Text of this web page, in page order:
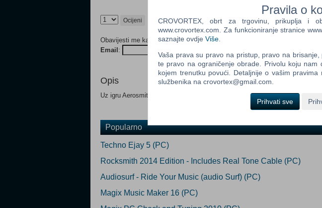
Ocijeni
Obavijesti me kada proizvod postane dostupan:
Email :
Opis
Uz igru Aerosmith u paketu dolazi gitara kao i igra legends of rock !!!
Popularno
Techno Ejay 5 (PC)
Rocksmith 2014 Edition - Includes Real Tone Cable (PC)
Audiosurf - Ride Your Music (audio Surf) (PC)
Magix Music Maker 16 (PC)
Pravila o
CROVORTEX, obrt za trgovinu, prikuplja i
www.crovortex.com. Za funkcioniranje stranice
saznajte ovdje Više
Vaša prava su pravo na pristup, pravo na
te pravo na ograničenje obrade. Privolu koju
kojem trenutku povući. Detaljnije o vašim pravima
službenika na crovortex@gmail.com.
Prihvati sve